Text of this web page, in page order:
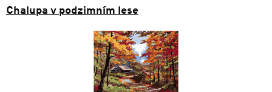
Chalupa v podzimním lese